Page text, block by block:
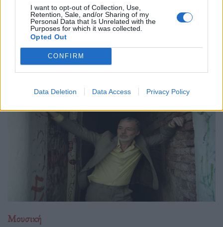
I want to opt-out of Collection, Use,
Retention, Sale, and/or Sharing of my
Personal Data that Is Unrelated with the
Purposes for which it was collected.
Opted Out
CONFIRM
Data Deletion Data Access Privacy Policy
21.05.26
Με αφορμή την εμφάνισή της στο Release Athens 2026,
εξερευνούμε τον σκοτεινό και καθηλωτικό κόσμο της Anna
von Hausswolff, από το "Dead Magic" μέχρι το τελευταίο
της gothic art-pop σύμπαν.
Μουσική